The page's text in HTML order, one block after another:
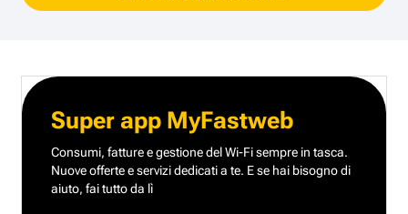
Super app MyFastweb
Consumi, fatture e gestione del Wi-Fi sempre in tasca.
Nuove offerte e servizi dedicati a te. E se hai bisogno di
aiuto, fai tutto da lì